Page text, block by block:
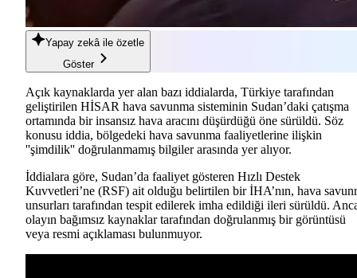
Yapay zekâ ile özetle
Göster
Açık kaynaklarda yer alan bazı iddialarda, Türkiye tarafından
geliştirilen HİSAR hava savunma sisteminin Sudan’daki çatışma
ortamında bir insansız hava aracını düşürdüğü öne sürüldü. Söz
konusu iddia, bölgedeki hava savunma faaliyetlerine ilişkin
''şimdilik'' doğrulanmamış bilgiler arasında yer alıyor.
İddialara göre, Sudan’da faaliyet gösteren Hızlı Destek
Kuvvetleri’ne (RSF) ait olduğu belirtilen bir İHA’nın, hava
unsurları tarafından tespit edilerek imha edildiği ileri sürüldü.
olayın bağımsız kaynaklar tarafından doğrulanmış bir görüntüsü
veya resmi açıklaması bulunmuyor.